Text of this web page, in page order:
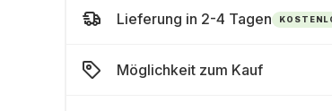
Lieferung in 2-4 Tagen
Möglichkeit zum Kauf